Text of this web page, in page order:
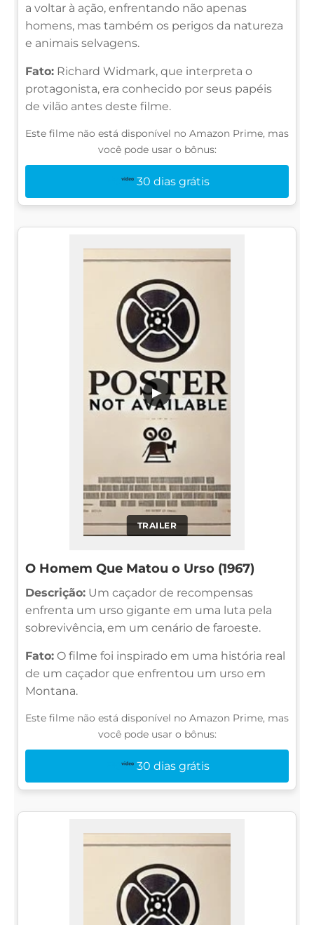
a voltar à ação, enfrentando não apenas
homens, mas também os perigos da natureza
e animais selvagens.
Fato: Richard Widmark, que interpreta o
protagonista, era conhecido por seus papéis
de vilão antes deste filme.
Este filme não está disponível no Amazon Prime, mas
você pode usar o bônus:
30 dias grátis
TRAILER
▶
O Homem Que Matou o Urso (1967)
Descrição: Um caçador de recompensas
enfrenta um urso gigante em uma luta pela
sobrevivência, em um cenário de faroeste.
Fato: O filme foi inspirado em uma história real
de um caçador que enfrentou um urso em
Montana.
Este filme não está disponível no Amazon Prime, mas
você pode usar o bônus:
30 dias grátis